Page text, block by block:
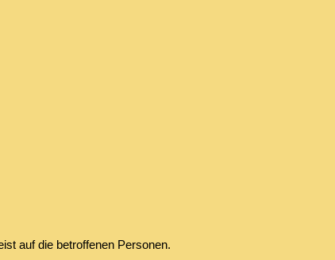
auf die betroffenen Personen.